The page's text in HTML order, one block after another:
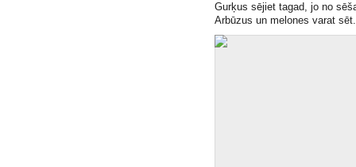
Gurķus sējiet tagad, jo no
Arbūzus un melones varat